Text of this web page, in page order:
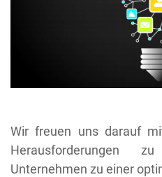
Wir freuen uns darauf
Herausforderungen
Unternehmen zu einer